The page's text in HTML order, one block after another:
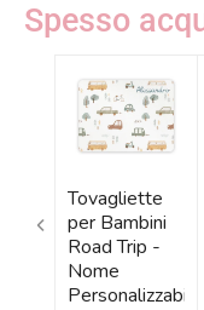
Spesso
Tovagliette
per Bambini
Road Trip -
Nome
Personalizzabile